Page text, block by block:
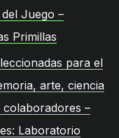
Juego –
Primillas
para el
arte, ciencia
–
Laboratorio